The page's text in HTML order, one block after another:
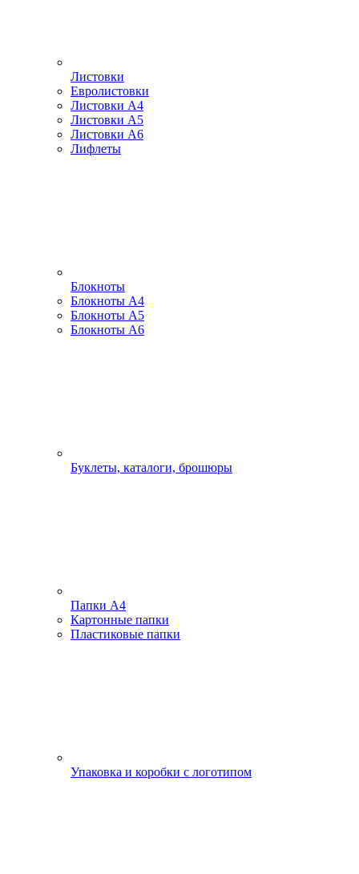
Листовки
Евролистовки
Листовки А4
Листовки А5
Листовки А6
Лифлеты
Блокноты
Блокноты А4
Блокноты А5
Блокноты А6
Буклеты, каталоги, брошюры
Папки А4
Картонные папки
Пластиковые папки
Упаковка и коробки с логотипом